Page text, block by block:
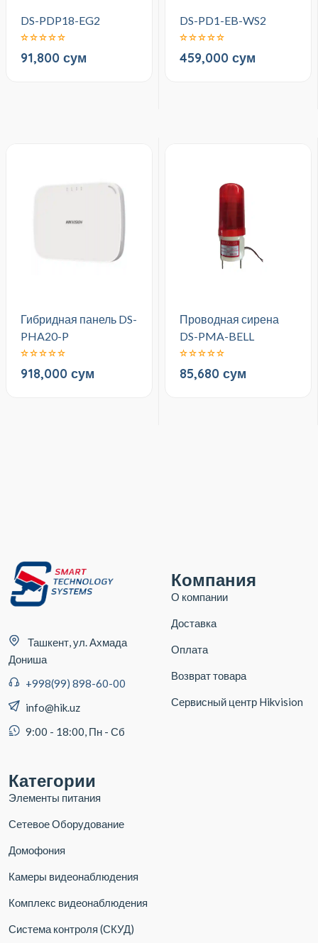
DS-PDP18-EG2
91,800 сум
DS-PD1-EB-WS2
459,000 сум
Гибридная панель DS-
PHA20-P
918,000 сум
Проводная сирена
DS-PMA-BELL
85,680 сум
Ташкент, ул. Ахмада
Дониша
+998(99) 898-60-00
info@hik.uz
9:00 - 18:00, Пн - Сб
Компания
О компании
Доставка
Оплата
Возврат товара
Сервисный центр Hikvision
Категории
Элементы питания
Сетевое Оборудование
Домофония
Камеры видеонаблюдения
Комплекс видеонаблюдения
Система контроля (СКУД)